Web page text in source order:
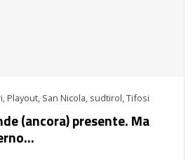
, Playout, San Nicola, sudtirol,Tifosi
(ancora) presente. Ma